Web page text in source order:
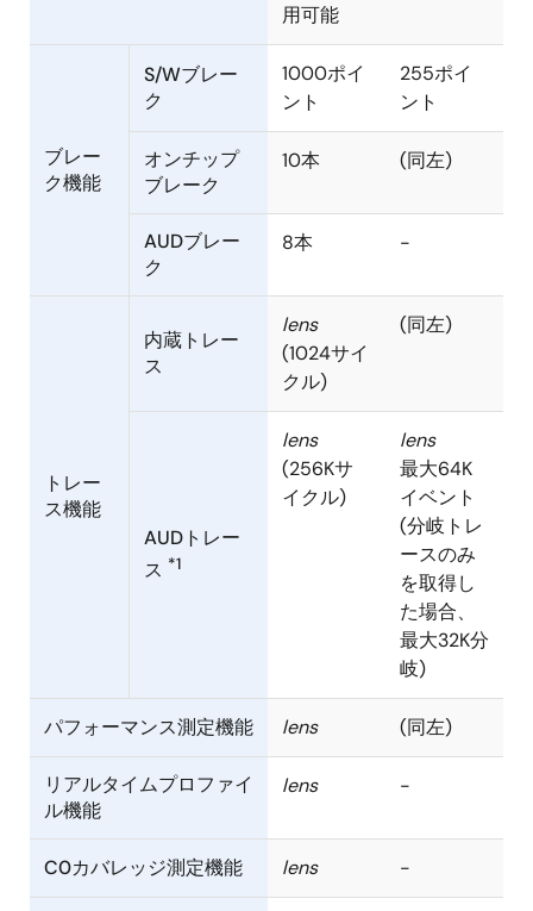
用可能
ブレー
ク機能
S/Wブレー
ク
1000ポイ
ント
255ポイ
ント
オンチップ
ブレーク
10本 (同左)
AUDブレー
ク
8本 -
トレー
ス機能
内蔵トレー
ス
lens
(1024サイ
クル)
(同左)
AUDトレー
ス *1
lens
(256Kサ
イクル)
lens
最大64K
イベント
(分岐トレ
ースのみ
を取得し
た場合、
最大32K分
岐)
パフォーマンス測定機能 lens (同左)
リアルタイムプロファイ
ル機能
lens -
C0カバレッジ測定機能 lens -